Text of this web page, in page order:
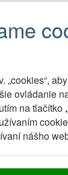
s
„cookies“,
ovládanie
na tlačítko
nášho